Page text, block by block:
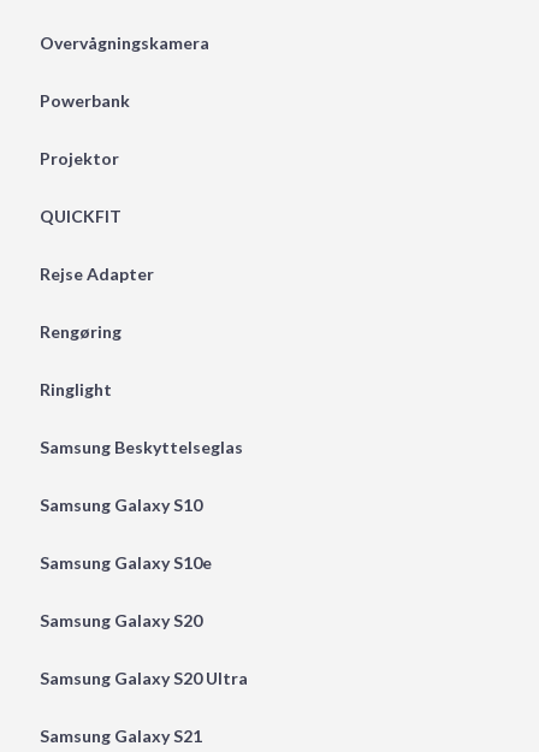
Overvågningskamera
Powerbank
Projektor
QUICKFIT
Rejse Adapter
Rengøring
Ringlight
Samsung Beskyttelseglas
Samsung Galaxy S10
Samsung Galaxy S10e
Samsung Galaxy S20
Samsung Galaxy S20 Ultra
Samsung Galaxy S21